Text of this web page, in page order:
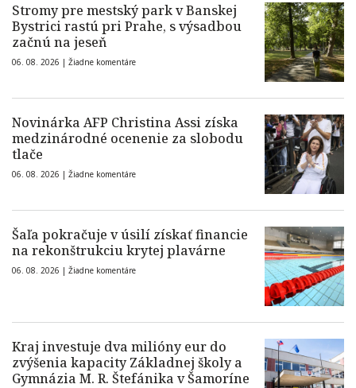
Stromy pre mestský park v Banskej
Bystrici rastú pri Prahe, s výsadbou
začnú na jeseň
06. 08. 2026 | Žiadne komentáre
Novinárka AFP Christina Assi získa
medzinárodné ocenenie za slobodu
tlače
06. 08. 2026 | Žiadne komentáre
Šaľa pokračuje v úsilí získať financie
na rekonštrukciu krytej plavárne
06. 08. 2026 | Žiadne komentáre
Kraj investuje dva milióny eur do
zvýšenia kapacity Základnej školy a
Gymnázia M. R. Štefánika v Šamoríne